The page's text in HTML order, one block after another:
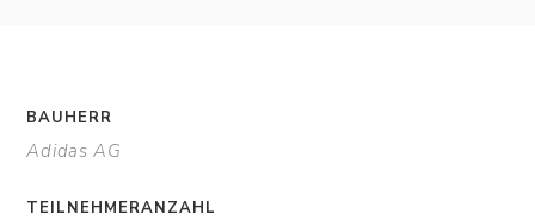
BAUHERR
Adidas AG
TEILNEHMERANZAHL